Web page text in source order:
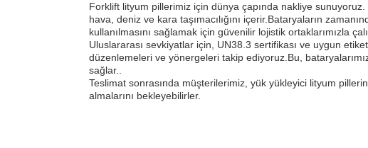
Forklift lityum pillerimiz için dünya çapında nakliye
hava, deniz ve kara taşımacılığını içerir.Bataryaların
kullanılmasını sağlamak için güvenilir lojistik ortaklarımızla
Uluslararası sevkiyatlar için, UN38.3 sertifikası ve uygun
düzenlemeleri ve yönergeleri takip ediyoruz.Bu,
sağlar..
Teslimat sonrasında müşterilerimiz, yük yükleyici lityum
almalarını bekleyebilirler.